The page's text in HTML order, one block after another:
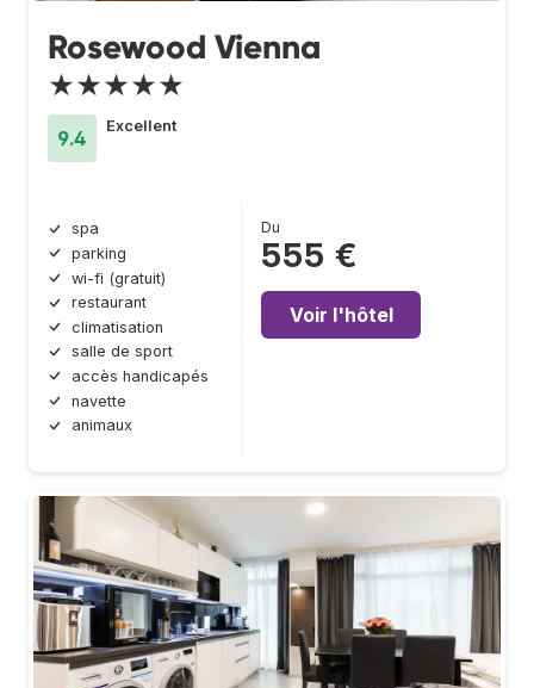
Rosewood Vienna
★★★★★
9.4
Excellent
spa
parking
wi-fi (gratuit)
restaurant
climatisation
salle de sport
accès handicapés
navette
animaux
Du
555 €
Voir l'hôtel